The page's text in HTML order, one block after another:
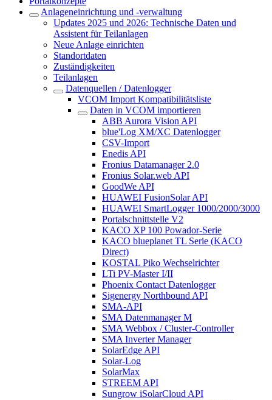
Anlageneinrichtung und -verwaltung
Updates 2025 und 2026: Technische Daten und
Assistent für Teilanlagen
Neue Anlage einrichten
Standortdaten
Zuständigkeiten
Teilanlagen
Datenquellen / Datenlogger
VCOM Import Kompatibilitätsliste
Daten in VCOM importieren
ABB Aurora Vision API
blue'Log XM/XC Datenlogger
CSV-Import
Enedis API
Fronius Datamanager 2.0
Fronius Solar.web API
GoodWe API
HUAWEI FusionSolar API
HUAWEI SmartLogger 1000/2000/3000
Portalschnittstelle V2
KACO XP 100 Powador-Serie
KACO blueplanet TL Serie (KACO
Direct)
KOSTAL Piko Wechselrichter
LTi PV-Master I/II
Phoenix Contact Datenlogger
Sigenergy Northbound API
SMA-API
SMA Datenmanager M
SMA Webbox / Cluster-Controller
SMA Inverter Manager
SolarEdge API
Solar-Log
SolarMax
STREEM API
Sungrow iSolarCloud API